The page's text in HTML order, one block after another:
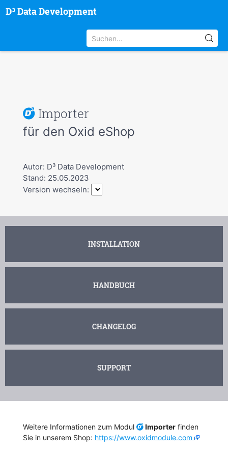
D³ Data Development
Importer
für den Oxid eShop
Autor: D³ Data Development
Stand: 25.05.2023
Version wechseln:
INSTALLATION
HANDBUCH
CHANGELOG
SUPPORT
Weitere Informationen zum Modul Importerfinden
Sie in unserem Shop: https://www.oxidmodule.com